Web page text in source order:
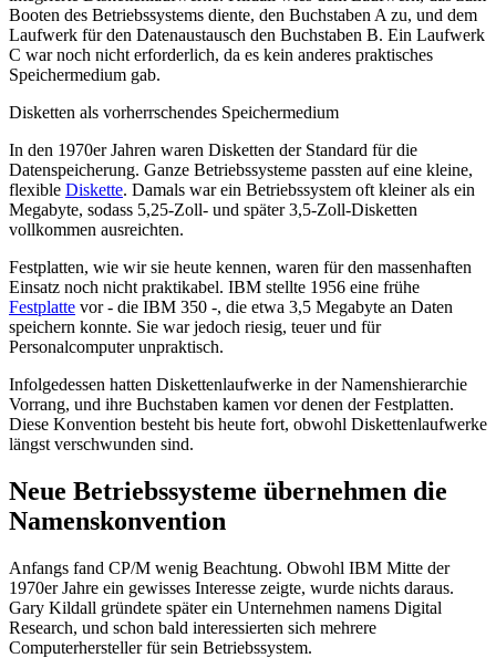
Booten des Betriebssystems diente, den Buchstaben A zu, und dem
Laufwerk für den Datenaustausch den Buchstaben B. Ein Laufwerk
C war noch nicht erforderlich, da es kein anderes praktisches
Speichermedium gab.
Disketten als vorherrschendes Speichermedium
In den 1970er Jahren waren Disketten der Standard für die
Datenspeicherung. Ganze Betriebssysteme passten auf eine kleine,
flexible Diskette. Damals war ein Betriebssystem oft kleiner als ein
Megabyte, sodass 5,25-Zoll- und später 3,5-Zoll-Disketten
vollkommen ausreichten.
Festplatten, wie wir sie heute kennen, waren für den massenhaften
Einsatz noch nicht praktikabel. IBM stellte 1956 eine frühe
Festplatte vor - die IBM 350 -, die etwa 3,5 Megabyte an Daten
speichern konnte. Sie war jedoch riesig, teuer und für
Personalcomputer unpraktisch.
Infolgedessen hatten Diskettenlaufwerke in der Namenshierarchie
Vorrang, und ihre Buchstaben kamen vor denen der Festplatten.
Diese Konvention besteht bis heute fort, obwohl Diskettenlaufwerke
längst verschwunden sind.
Neue Betriebssysteme übernehmen die
Namenskonvention
Anfangs fand CP/M wenig Beachtung. Obwohl IBM Mitte der
1970er Jahre ein gewisses Interesse zeigte, wurde nichts daraus.
Gary Kildall gründete später ein Unternehmen namens Digital
Research, und schon bald interessierten sich mehrere
Computerhersteller für sein Betriebssystem.